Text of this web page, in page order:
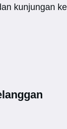
kunjungan